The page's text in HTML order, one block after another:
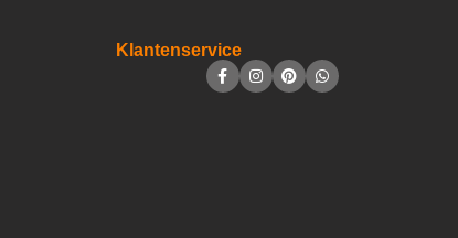
Klantenservice